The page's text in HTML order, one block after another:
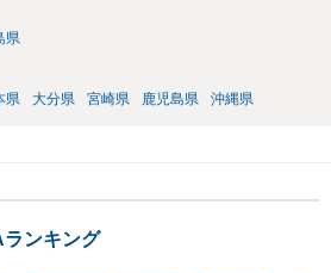
県
県 大分県 宮崎県 鹿児島県 沖縄県
ンキング